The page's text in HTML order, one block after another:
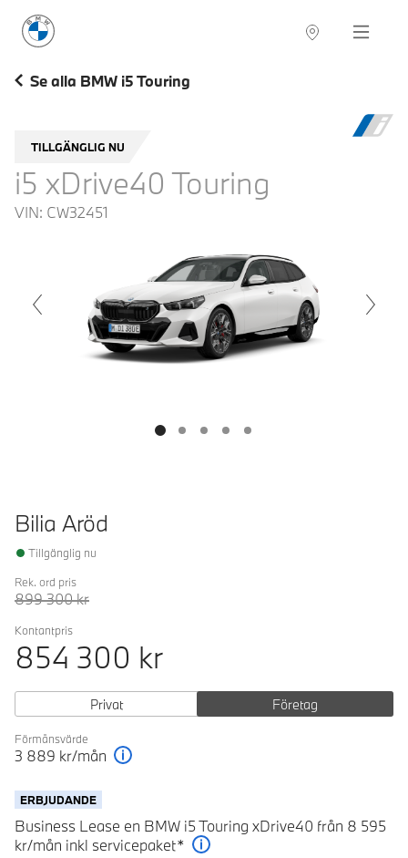
BMW Sverige Navigation
Se alla BMW i5 Touring
TILLGÄNGLIG NU
i5 xDrive40 Touring
VIN: CW32451
Bilia Aröd
Tillgänglig nu
Rek. ord pris
899 300kr
Kontantpris
854 300 kr
Privat Företag
Förmånsvärde
3 889 kr/mån
ERBJUDANDE
Business Lease en BMW i5 Touring xDrive40 från 8 595
kr/mån inkl servicepaket*